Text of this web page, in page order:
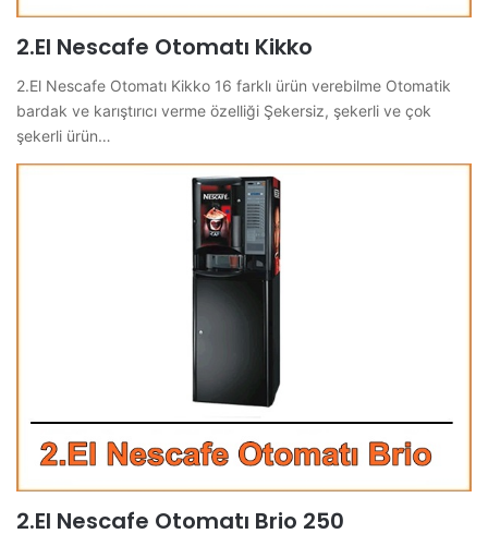
2.El Nescafe Otomatı Kikko
2.El Nescafe Otomatı Kikko 16 farklı ürün verebilme Otomatik
bardak ve karıştırıcı verme özelliği Şekersiz, şekerli ve çok
şekerli ürün…
2.El Nescafe Otomatı Brio 250